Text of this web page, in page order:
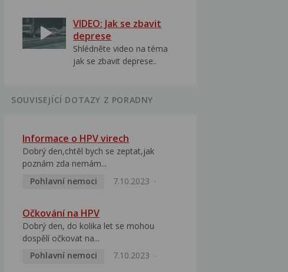
VIDEO: Jak se zbavit
deprese
Shlédněte video na téma
jak se zbavit deprese..
SOUVISEJÍCÍ DOTAZY Z PORADNY
Informace o HPV virech
Dobrý den,chtěl bych se zeptat,jak
poznám zda nemám...
Pohlavní nemoci
7.10.2023
Očkování na HPV
Dobrý den, do kolika let se mohou
dospělí očkovat na...
Pohlavní nemoci
7.10.2023